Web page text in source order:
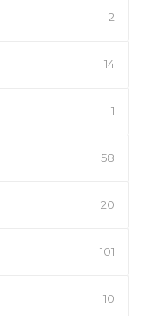
2
14
1
58
20
101
10